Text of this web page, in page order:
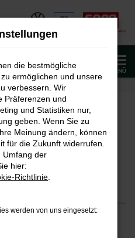
MENÜ
Fabia Fellbach
die bestmögliche
ermöglichen und unsere
verbessern. Wir
Präferenzen und
und Statistiken nur,
geben. Wenn Sie zu
Meinung ändern, können
für die Zukunft widerrufen.
Umfang der
hier:
Richtlinie
werden von uns eingesetzt: